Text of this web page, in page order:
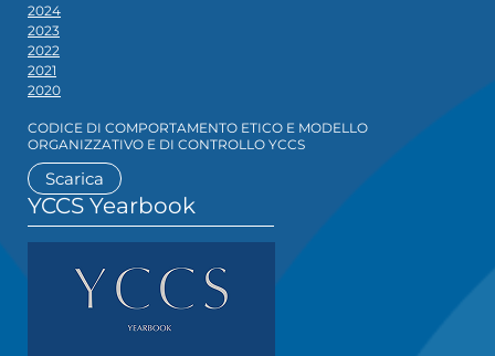
2024
2023
2022
2021
2020
CODICE DI COMPORTAMENTO ETICO E MODELLO
ORGANIZZATIVO E DI CONTROLLO YCCS
Scarica
YCCS Yearbook